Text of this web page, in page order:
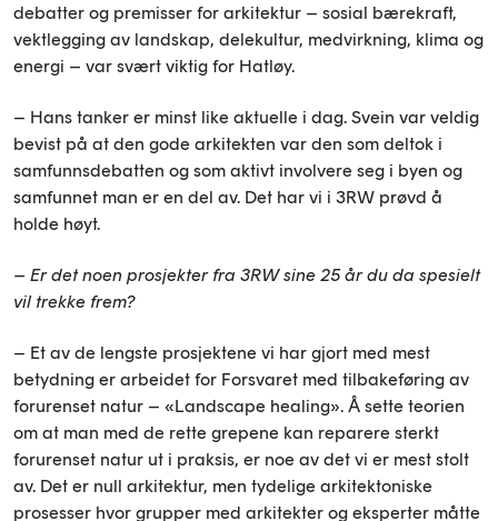
debatter og premisser for arkitektur – sosial bærekraft,
vektlegging av landskap, delekultur, medvirkning, klima og
energi – var svært viktig for Hatløy.
– Hans tanker er minst like aktuelle i dag. Svein var veldig
bevist på at den gode arkitekten var den som deltok i
samfunnsdebatten og som aktivt involvere seg i byen og
samfunnet man er en del av. Det har vi i 3RW prøvd å
holde høyt.
– Er det noen prosjekter fra 3RW sine 25 år du da spesielt
vil trekke frem?
– Et av de lengste prosjektene vi har gjort med mest
betydning er arbeidet for Forsvaret med tilbakeføring av
forurenset natur – «Landscape healing». Å sette teorien
om at man med de rette grepene kan reparere sterkt
forurenset natur ut i praksis, er noe av det vi er mest stolt
av. Det er null arkitektur, men tydelige arkitektoniske
prosesser hvor grupper med arkitekter og eksperter måtte